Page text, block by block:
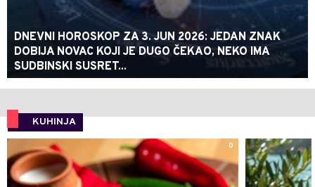
DNEVNI HOROSKOP ZA 3. JUN 2026: JEDAN ZNAK
DOBIJA NOVAC KOJI JE DUGO ČEKAO, NEKO IMA
SUDBINSKI SUSRET...
KUHINJA
0